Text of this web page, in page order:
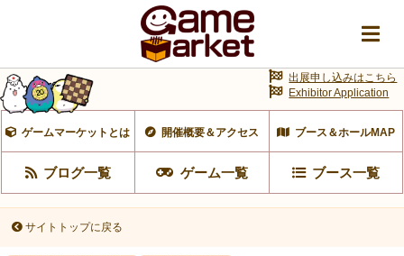
ゲームマーケットとは 開催概要＆アクセス ブース＆ホールMAP
ブログ一覧 ゲーム一覧 ブース一覧
出展申し込みはこちら
Exhibitor Application
サイトトップに戻る